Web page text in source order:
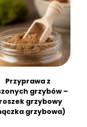
Przyprawa z
grzybów –
grzybowy
grzybowa)